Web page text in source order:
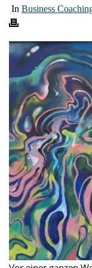
In Business